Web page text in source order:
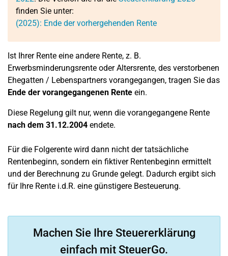
finden Sie unter:
(2025): Ende der vorhergehenden Rente
Ist Ihrer Rente eine andere Rente, z. B.
Erwerbsminderungsrente oder Altersrente, des verstorbenen
Ehegatten / Lebenspartners vorangegangen, tragen Sie das
Ende der vorangegangenen Rente ein.
Diese Regelung gilt nur, wenn die vorangegangene Rente
nach dem 31.12.2004 endete.
Für die Folgerente wird dann nicht der tatsächliche
Rentenbeginn, sondern ein fiktiver Rentenbeginn ermittelt
und der Berechnung zu Grunde gelegt. Dadurch ergibt sich
für Ihre Rente i.d.R. eine günstigere Besteuerung.
Machen Sie Ihre Steuererklärung
einfach mit SteuerGo.